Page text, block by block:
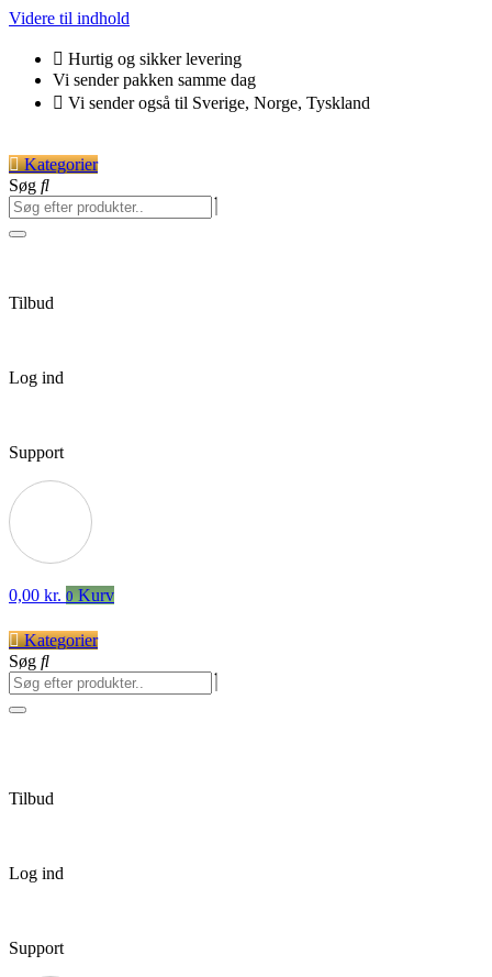
Videre til indhold
Hurtig og sikker levering
Vi sender pakken samme dag
Vi sender også til Sverige, Norge, Tyskland
Kategorier
Søg
Tilbud
Log ind
Support
0,00 kr. 0 Kurv
Kategorier
Søg
Tilbud
Log ind
Support